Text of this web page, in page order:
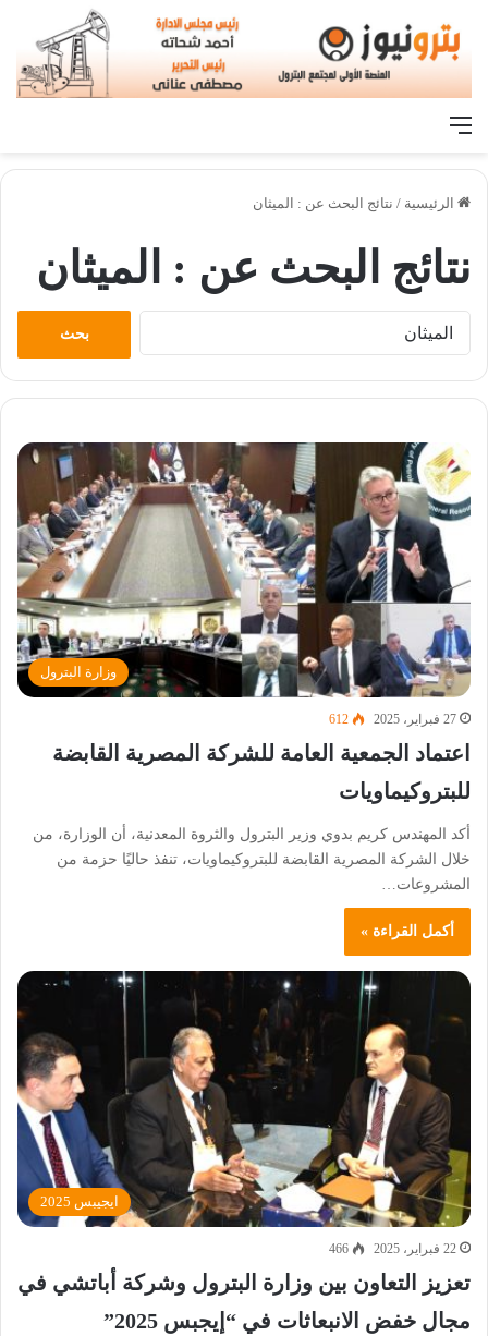
القائمة
الرئيسية / نتائج البحث عن : الميثان
نتائج البحث عن : الميثان
وزارة البترول
27 فبراير، 2025 612
اعتماد الجمعية العامة للشركة المصرية القابضة
للبتروكيماويات
أكد المهندس كريم بدوي وزير البترول والثروة المعدنية، أن الوزارة، من
خلال الشركة المصرية القابضة للبتروكيماويات، تنفذ حاليًا حزمة من
المشروعات…
أكمل القراءة »
ايجيبس 2025
22 فبراير، 2025 466
تعزيز التعاون بين وزارة البترول وشركة أباتشي في
مجال خفض الانبعاثات في “إيجبس 2025”